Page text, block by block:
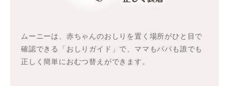
ムーニーは、赤ちゃんのおしりを置く場所がひと目で
確認できる「おしりガイド」で、ママもパパも誰でも
正しく簡単におむつ替えができます。